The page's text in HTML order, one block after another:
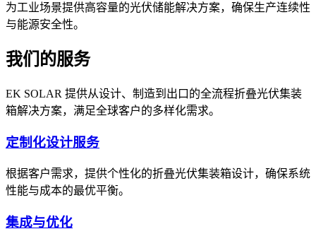
为工业场景提供高容量的光伏储能解决方案，确保生产连续性
与能源安全性。
我们的服务
EK SOLAR 提供从设计、制造到出口的全流程折叠光伏集装
箱解决方案，满足全球客户的多样化需求。
定制化设计服务
根据客户需求，提供个性化的折叠光伏集装箱设计，确保系统
性能与成本的最优平衡。
集成与优化